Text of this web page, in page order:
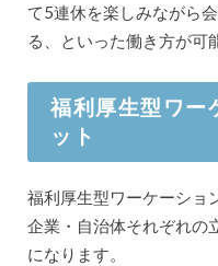
て5連休を楽しみながら
る、といった働き方が可
福利厚生型ワー
ット
福利厚生型ワーケーショ
企業・自治体それぞれの
になります。